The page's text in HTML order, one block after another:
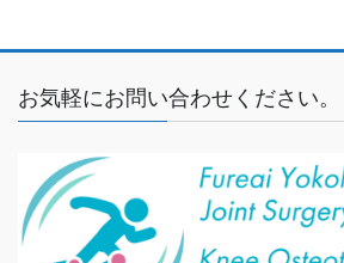
お気軽にお問い合わせください。